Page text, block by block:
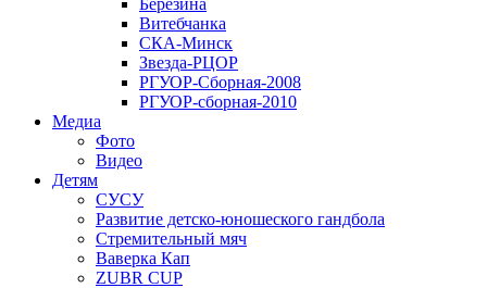
Березина
Витебчанка
СКА-Минск
Звезда-РЦОР
РГУОР-Сборная-2008
РГУОР-сборная-2010
Медиа
Фото
Видео
Детям
СУСУ
Развитие детско-юношеского гандбола
Стремительный мяч
Ваверка Кап
ZUBR CUP